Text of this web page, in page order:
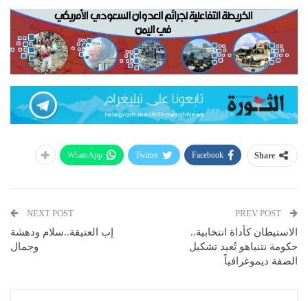
Share
Facebook
Twitter
WhatsApp
الاستيطان كأداة انتخابية..
حكومة نتنياهو تُعيد تشكيل
الضفة ديموغرافياً
NEXT POST
إب العتيقة..سلام ودهشة
وجمال